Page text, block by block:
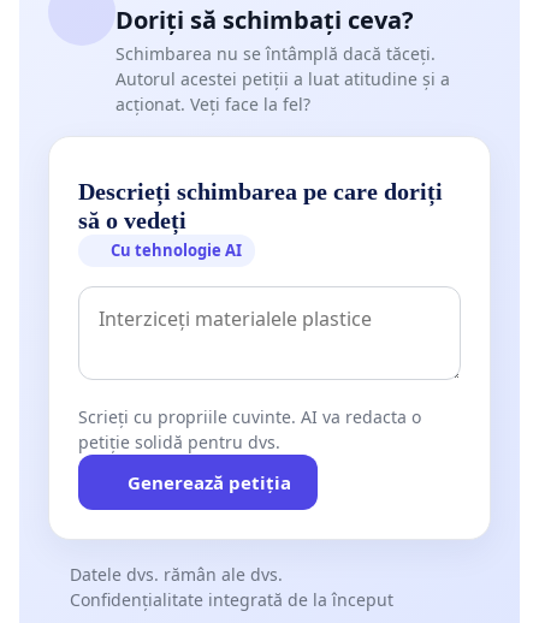
Doriți să schimbați ceva?
Schimbarea nu se întâmplă dacă tăceți.
Autorul acestei petiții a luat atitudine și a
acționat. Veți face la fel?
Descrieți schimbarea pe care doriți
să o vedeți
Cu tehnologie AI
Scrieți cu propriile cuvinte. AI va redacta o
petiție solidă pentru dvs.
Generează petiția
Datele dvs. rămân ale dvs.
Confidențialitate integrată de la început